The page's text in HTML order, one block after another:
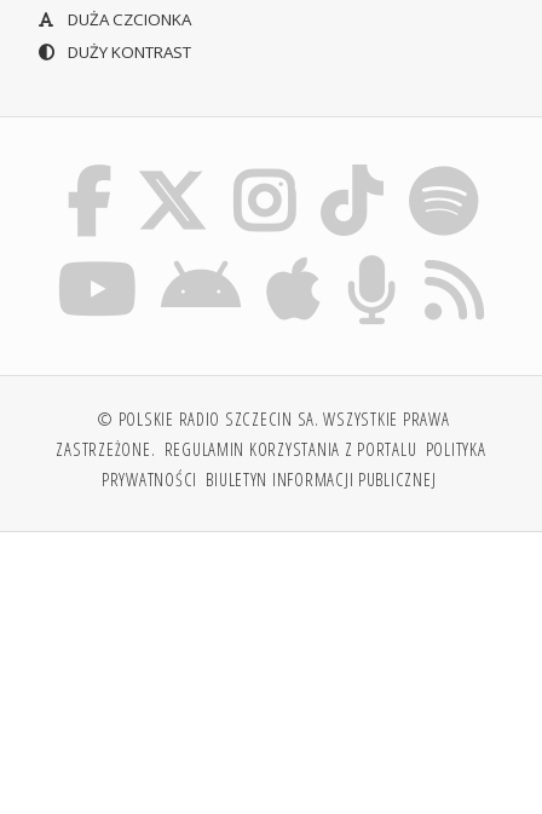
DUŻA CZCIONKA
DUŻY KONTRAST
© POLSKIE RADIO SZCZECIN SA. WSZYSTKIE PRAWA
ZASTRZEŻONE. REGULAMIN KORZYSTANIA Z PORTALU POLITYKA
PRYWATNOŚCI BIULETYN INFORMACJI PUBLICZNEJ